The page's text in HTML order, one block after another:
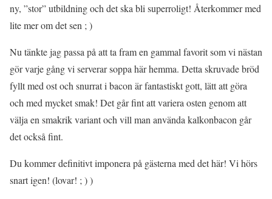
ny, ”stor” utbildning och det ska bli superroligt! Återkommer med
lite mer om det sen ; )
Nu tänkte jag passa på att ta fram en gammal favorit som vi nästan
gör varje gång vi serverar soppa här hemma. Detta skruvade bröd
fyllt med ost och snurrat i bacon är fantastiskt gott, lätt att göra
och med mycket smak! Det går fint att variera osten genom att
välja en smakrik variant och vill man använda kalkonbacon går
det också fint.
Du kommer definitivt imponera på gästerna med det här! Vi hörs
snart igen! (lovar! ; ) )